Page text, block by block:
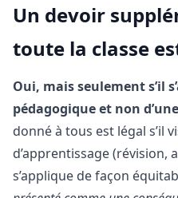
Un devoir
toute la classe
Oui, mais seulement s’il
pédagogique et non
donné à tous est légal s’il
d’apprentissage
s’applique de façon